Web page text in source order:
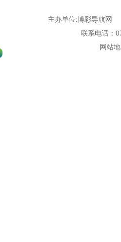
主办单位:博彩导航网
联系电话：
网站